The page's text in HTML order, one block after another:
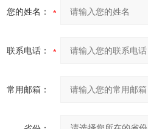
您的姓名：
联系电话：
常用邮箱：